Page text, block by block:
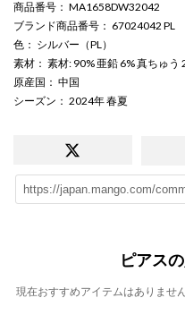
商品番号 ： MA1658DW32042
ブランド商品番号 ： 67024042 PL
色 ： シルバー（PL）
素材 ： 素材: 90% 亜鉛 6% 真ちゅう
原産国 ： 中国
シーズン ： 2024年 春夏
ピアス
現在おすすめアイテムはありません